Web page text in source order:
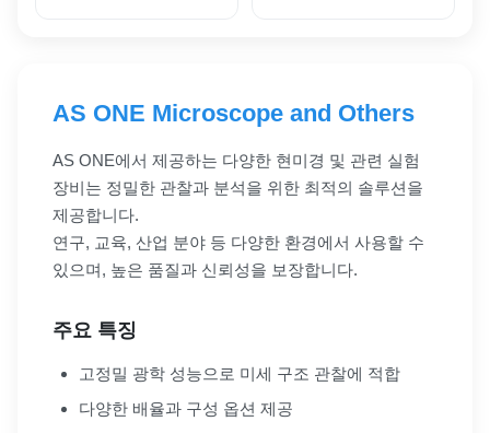
AS ONE Microscope and Others
AS ONE에서 제공하는 다양한 현미경 및 관련 실험
장비는 정밀한 관찰과 분석을 위한 최적의 솔루션을
제공합니다.
연구, 교육, 산업 분야 등 다양한 환경에서 사용할 수
있으며, 높은 품질과 신뢰성을 보장합니다.
주요 특징
고정밀 광학 성능으로 미세 구조 관찰에 적합
다양한 배율과 구성 옵션 제공